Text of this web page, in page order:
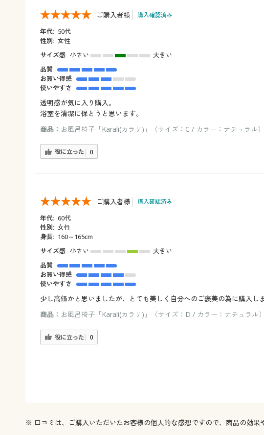
ご購入者様 購入確認済み
年代: 50代
性別: 女性
サイズ感 小さい
大きい
品質
お買い得感
使いやすさ
透明感が気に入り購入。
浴室を清潔に保とうと思います。
商品： お風呂椅子「Karali(カラリ)」（サイズ：C / カラー：ナチュラル）
役に立った 0
ご購入者様 購入確認済み
年代: 60代
性別: 女性
身長: 160～165cm
サイズ感 小さい
大きい
品質
お買い得感
使いやすさ
少し高価かと思いましたが、とても美しく自分へのご褒美の為に購入し
商品： お風呂椅子「Karali(カラリ)」（サイズ：D / カラー：ナチュラル）
役に立った 0
※ 口コミは、ご購入いただいたお客様の個人的な感想ですので、商品の効果